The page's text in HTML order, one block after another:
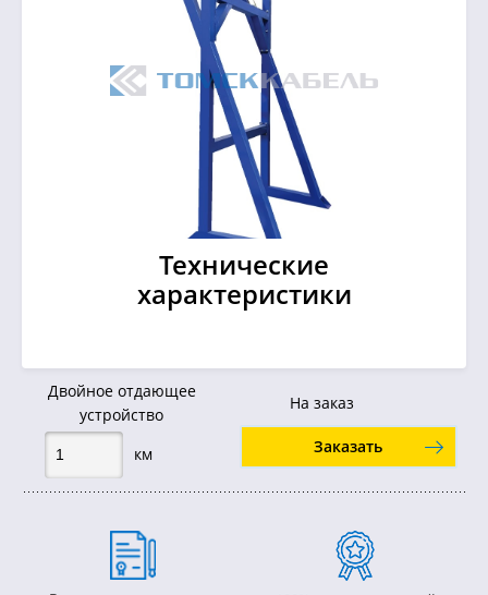
Технические
характеристики
Двойное отдающее
устройство
На заказ
км Заказать